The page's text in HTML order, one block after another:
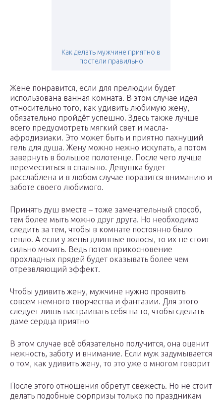
Как делать мужчине приятно в
постели правильно
Жене понравится, если для прелюдии будет
использована ванная комната. В этом случае идея
относительно того, как удивить любимую жену,
обязательно пройдёт успешно. Здесь также лучше
всего предусмотреть мягкий свет и масла-
афродизиаки. Это может быть и приятно пахнущий
гель для душа. Жену можно нежно искупать, а потом
завернуть в большое полотенце. После чего лучше
переместиться в спальню. Девушка будет
расслаблена и в любом случае поразится вниманию и
заботе своего любимого.
Принять душ вместе – тоже замечательный способ,
тем более мыть можно друг друга. Но необходимо
следить за тем, чтобы в комнате постоянно было
тепло. А если у жены длинные волосы, то их не стоит
сильно мочить. Ведь потом прикосновение
прохладных прядей будет оказывать более чем
отрезвляющий эффект.
Чтобы удивить жену, мужчине нужно проявить
совсем немного творчества и фантазии. Для этого
следует лишь настраивать себя на то, чтобы сделать
даме сердца приятно
В этом случае всё обязательно получится, она оценит
нежность, заботу и внимание. Если муж задумывается
о том, как удивить жену, то это уже о многом говорит
После этого отношения обретут свежесть. Но не стоит
делать подобные сюрпризы только по праздникам